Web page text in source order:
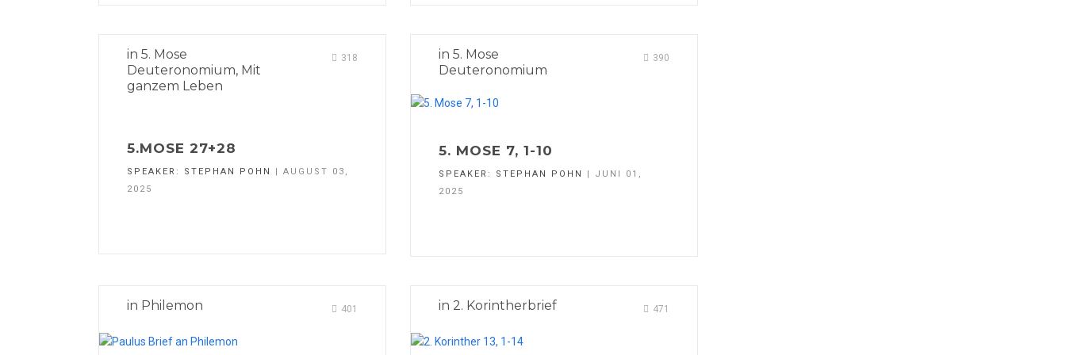
in 5. Mose
Deuteronomium, Mit
ganzem Leben
318
5.MOSE 27+28
SPEAKER: STEPHAN POHN
| AUGUST 03,
2025
in 5. Mose
Deuteronomium
390
5. MOSE 7, 1-10
SPEAKER: STEPHAN POHN
| JUNI 01,
2025
in Philemon 401 in 2. Korintherbrief 471